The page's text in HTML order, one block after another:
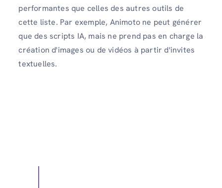
performantes que celles des autres outils de
cette liste. Par exemple, Animoto ne peut générer
que des scripts IA, mais ne prend pas en charge la
création d'images ou de vidéos à partir d'invites
textuelles.